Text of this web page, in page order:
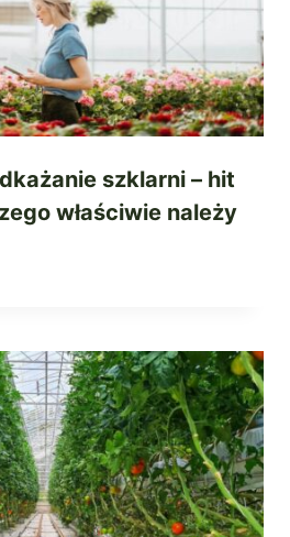
szklarni – hit
właściwie należy